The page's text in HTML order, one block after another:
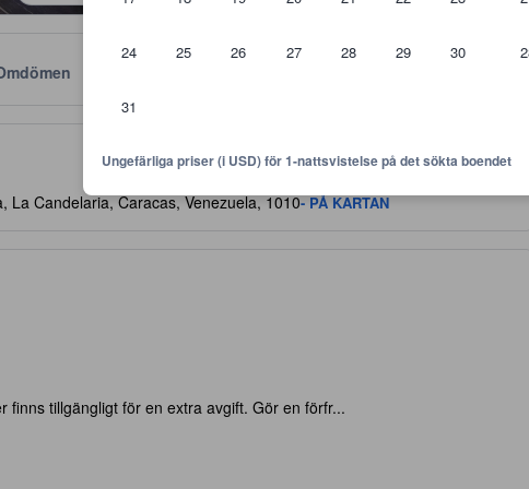
24 25 26 27 28 29 30
31
Ungefärliga priser (i USD) för 1-nattsvistelse på det sökta boendet
La Candelaria, Caracas, Venezuela, 1010- PÅ KARTAN
finns tillgängligt för en extra avgift. Gör en förfr...